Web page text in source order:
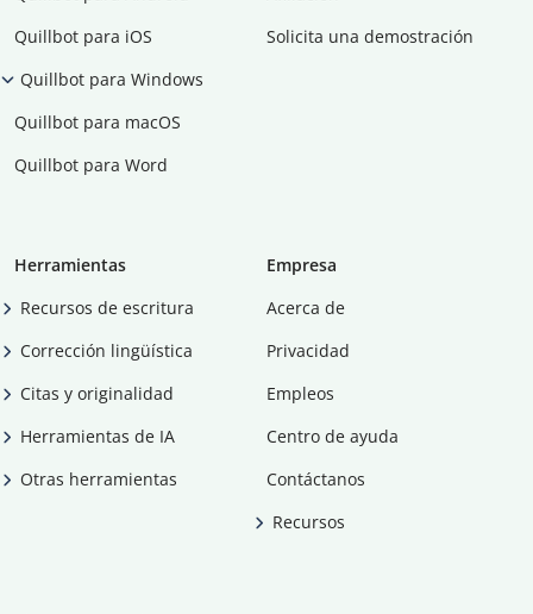
Quillbot para iOS
Quillbot para Windows
Quillbot para macOS
Quillbot para Word
Solicita una demostración
Herramientas
Recursos de escritura
Corrección lingüística
Citas y originalidad
Herramientas de IA
Otras herramientas
Empresa
Acerca de
Privacidad
Empleos
Centro de ayuda
Contáctanos
Recursos